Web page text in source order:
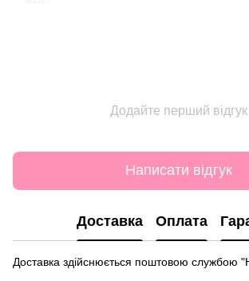
Додайте перший відгук
Написати відгук
Доставка Оплата
Доставка здійснюється поштовою